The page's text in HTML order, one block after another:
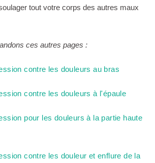
tout votre corps des autres maux
ces autres pages :
contre les douleurs au bras
contre les douleurs à l'épaule
pour les douleurs à la partie haute
contre les douleur et enflure de la